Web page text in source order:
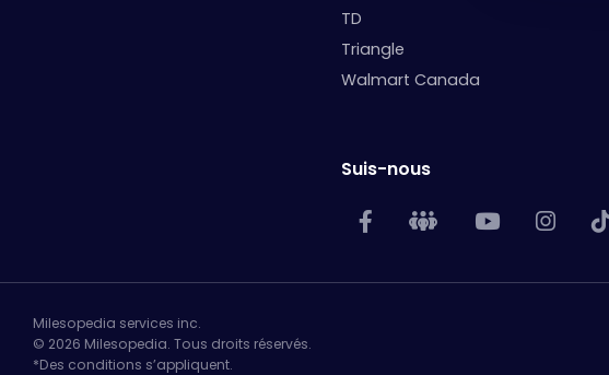
TD
Triangle
Walmart Canada
Suis-nous
Milesopedia services inc.
© 2026 Milesopedia. Tous droits réservés.
*Des conditions s’appliquent.